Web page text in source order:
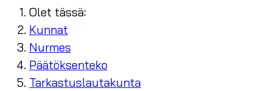
Olet tässä:
Kunnat
Nurmes
Päätöksenteko
Tarkastuslautakunta